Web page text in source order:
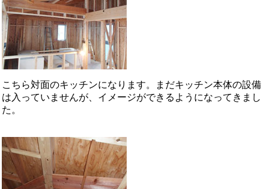
こちら対面のキッチンになります。まだキッチン本体の設備
は入っていませんが、イメージができるようになってきまし
た。